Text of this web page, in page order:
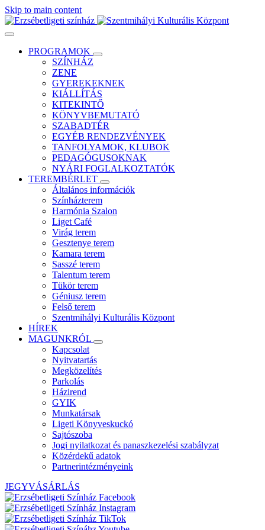
Skip to main content
PROGRAMOK
SZÍNHÁZ
ZENE
GYEREKEKNEK
KIÁLLÍTÁS
KITEKINTŐ
KÖNYVBEMUTATÓ
SZABADTÉR
EGYÉB RENDEZVÉNYEK
TANFOLYAMOK, KLUBOK
PEDAGÓGUSOKNAK
NYÁRI FOGLALKOZTATÓK
TEREMBÉRLET
Általános információk
Színházterem
Harmónia Szalon
Liget Café
Virág terem
Gesztenye terem
Kamara terem
Sasszé terem
Talentum terem
Tükör terem
Géniusz terem
Felső terem
Szentmihályi Kulturális Központ
HÍREK
MAGUNKRÓL
Kapcsolat
Nyitvatartás
Megközelítés
Parkolás
Házirend
GYIK
Munkatársak
Ligeti Könyveskuckó
Sajtószoba
Jogi nyilatkozat és panaszkezelési szabályzat
Közérdekű adatok
Partnerintézményeink
JEGYVÁSÁRLÁS